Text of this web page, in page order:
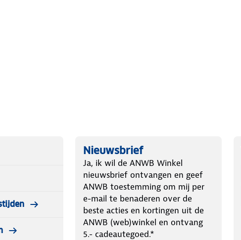
of voor gebruik in een
te spoelen na
Nieuwsbrief
Ja, ik wil de ANWB Winkel
nieuwsbrief ontvangen en geef
ANWB toestemming om mij per
e-mail te benaderen over de
beste acties en kortingen uit de
ANWB (web)winkel en ontvang
5.- cadeautegoed.*